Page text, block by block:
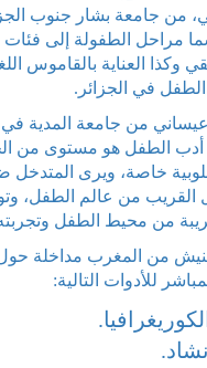
من جامعة بشار جنوب
مراحل الطفولة إلى فئات
وكذا العناية
في الجزائر.
عيساني من جامعة
أدب الطفل هو مستوى من
خاصة، ويرى المتدخل
القريب من عالم
من محيط الطفل
فنيش من المغرب مداخلة
للأدوات التالية: